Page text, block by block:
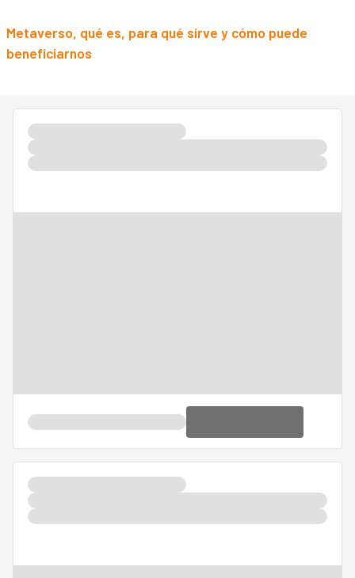
Metaverso, qué es, para qué sirve y cómo puede
beneficiarnos